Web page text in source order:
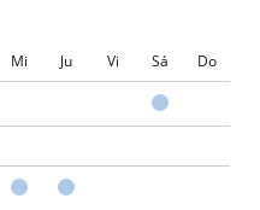
Mi Ju Vi Sá Do